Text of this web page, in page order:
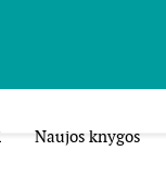
Naujos knygos